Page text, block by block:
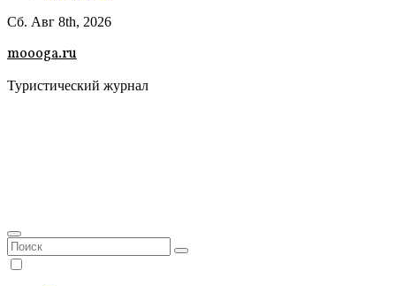
Сб. Авг 8th, 2026
moooga.ru
Туристический журнал